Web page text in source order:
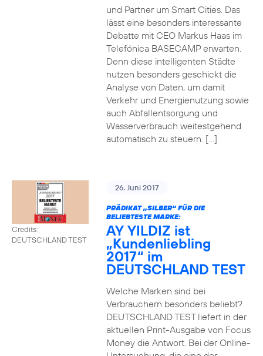
und Partner um Smart Cities. Das
lässt eine besonders interessante
Debatte mit CEO Markus Haas im
Telefónica BASECAMP erwarten.
Denn diese intelligenten Städte
nutzen besonders geschickt die
Analyse von Daten, um damit
Verkehr und Energienutzung sowie
auch Abfallentsorgung und
Wasserverbrauch weitestgehend
automatisch zu steuern. […]
Credits:
DEUTSCHLAND TEST
26. Juni 2017
PRÄDIKAT „SILBER“ FÜR DIE
BELIEBTESTE MARKE:
AY YILDIZ ist
„Kundenliebling
2017“ im
DEUTSCHLAND TEST
Welche Marken sind bei
Verbrauchern besonders beliebt?
DEUTSCHLAND TEST liefert in der
aktuellen Print-Ausgabe von Focus
Money die Antwort. Bei der Online-